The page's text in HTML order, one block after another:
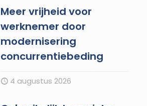
Meer vrijheid voor
werknemer door
modernisering
concurrentiebeding
4 augustus 2026